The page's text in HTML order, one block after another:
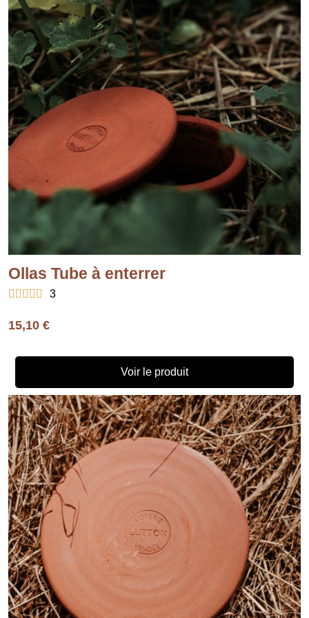
Ollas Tube à enterrer
     3
15,10 €
Voir le produit